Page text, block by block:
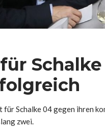
Schalke 04 gegen ihren
zwei.